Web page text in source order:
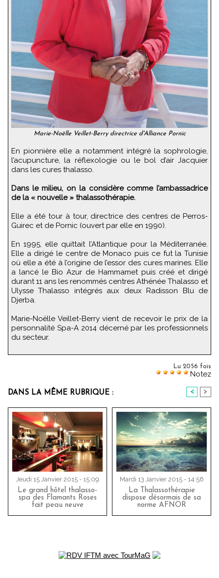
Marie-Noëlle Veillet-Berry directrice d'Alliance Pornic
En pionnière elle a notamment intégré la sophrologie,
l’acupuncture, la réflexologie ou le bol d’air Jacquier
dans les cures thalasso.
Dans le milieu, on la considère comme l’ambassadrice
de la « nouvelle » thalassothérapie.
Elle a été tour à tour, directrice des centres de Perros-
Guirec et de Pornic (ouvert par elle en 1990).
En 1995, elle quittait l’Atlantique pour la Méditerranée.
Elle a dirigé le centre de Monaco puis ce fut la Tunisie
où elle a été à l’origine de l’essor des cures marines. Elle
a lancé le Bio Azur de Hammamet puis créé et dirigé
durant 11 ans les renommés centres Athénée Thalasso et
Ulysse Thalasso intégrés aux deux Radisson Blu de
Djerba.
Marie-Noëlle Veillet-Berry vient de recevoir le prix de la
personnalité Spa-A 2014 décerné par les professionnels
du secteur.
Lu 2056 fois
Notez
DANS LA MÊME RUBRIQUE : < >
Jeudi 15 Janvier 2015 - 15:09
Le grand hôtel thalasso-
spa des Flamants Roses
fait peau neuve
Mardi 13 Janvier 2015 - 14:56
La Thalassothérapie
dispose désormais de sa
norme AFNOR